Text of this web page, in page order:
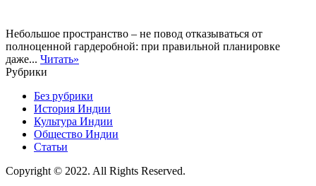
Небольшое пространство – не повод отказываться от
полноценной гардеробной: при правильной планировке
даже... Читать»
Рубрики
Без рубрики
История Индии
Культура Индии
Общество Индии
Статьи
Copyright © 2022. All Rights Reserved.